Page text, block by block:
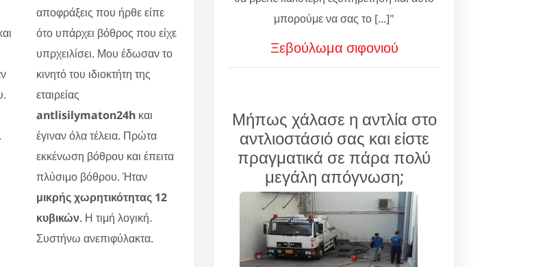
αποφράξεις που ήρθε είπε
ότο υπάρχει βόθρος που είχε
υπρχειλίσει. Μου έδωσαν το
κινητό του ιδιοκτήτη της
εταιρείας
antlisilymaton24h και
έγιναν όλα τέλεια. Πρώτα
εκκένωση βόθρου και έπειτα
πλύσιμο βόθρου. Ήταν
μικρής χωρητικότητας 12
κυβικών. Η τιμή λογική.
Συστήνω ανεπιφύλακτα.
μπορούμε να σας το [...]"
Ξεβούλωμα σιφονιού
Μήπως χάλασε η αντλία στο
αντλιοστάσιό σας και είστε
πραγματικά σε πάρα πολύ
μεγάλη απόγνωση;